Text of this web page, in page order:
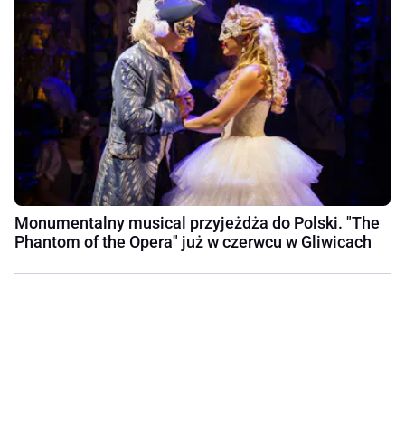
Monumentalny musical przyjeżdża do Polski. "The
Phantom of the Opera" już w czerwcu w Gliwicach